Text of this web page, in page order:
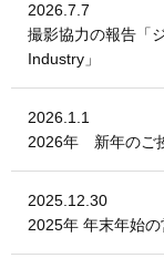
2026.7.7
撮影協力の報告「
Industry」
2026.1.1
2026年 新年のご
2025.12.30
2025年 年末年始